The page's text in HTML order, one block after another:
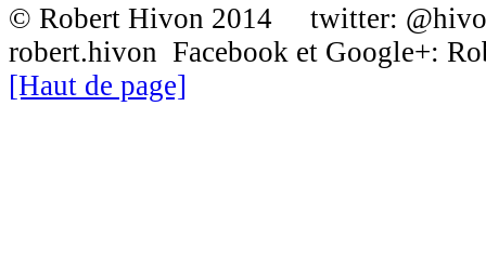
© Robert Hivon 2014 twitter:
robert.hivon Facebook et Google+:
[Haut de page]